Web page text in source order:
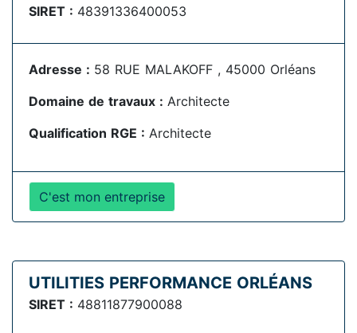
SIRET : 48391336400053
Adresse : 58 RUE MALAKOFF , 45000 Orléans
Domaine de travaux : Architecte
Qualification RGE : Architecte
C'est mon entreprise
UTILITIES PERFORMANCE ORLÉANS
SIRET : 48811877900088